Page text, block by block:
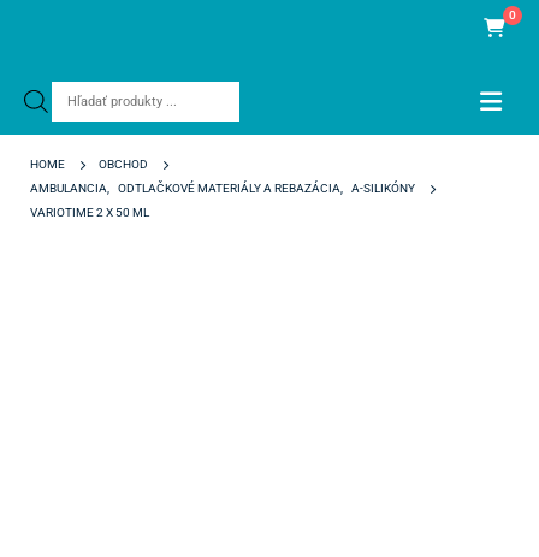
Products
0
HOME
OBCHOD
AMBULANCIA
ODTLAČKOVÉ MATERIÁLY A REBAZÁCIA
A-SILIKÓNY
VARIOTIME 2 X 50 ML